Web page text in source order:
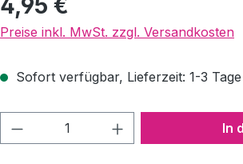
Preise inkl. MwSt. zzgl. Versandkosten
Sofort verfügbar, Lieferzeit: 1-3 Tage
Produkt Anzahl: Gib den
In